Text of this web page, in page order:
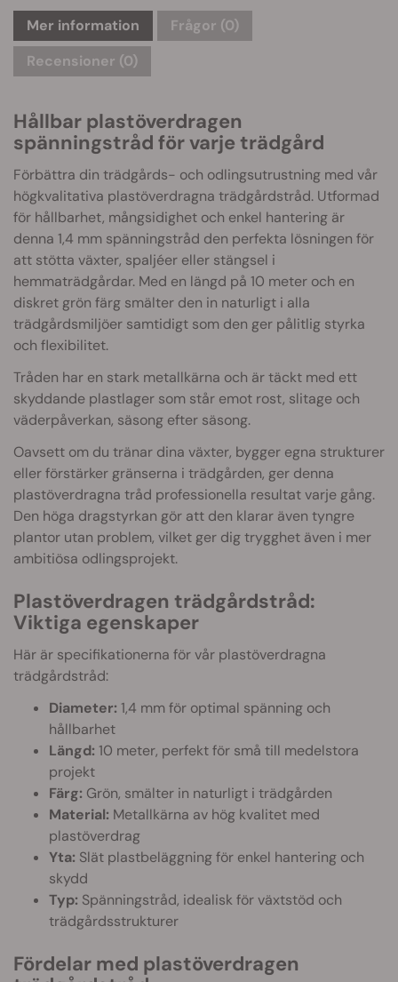
Mer information Frågor (0)
Recensioner (0)
Hållbar plastöverdragen
spänningstråd för varje trädgård
Förbättra din trädgårds- och odlingsutrustning med vår
högkvalitativa plastöverdragna trädgårdstråd. Utformad
för hållbarhet, mångsidighet och enkel hantering är
denna 1,4 mm spänningstråd den perfekta lösningen för
att stötta växter, spaljéer eller stängsel i
hemmaträdgårdar. Med en längd på 10 meter och en
diskret grön färg smälter den in naturligt i alla
trädgårdsmiljöer samtidigt som den ger pålitlig styrka
och flexibilitet.
Tråden har en stark metallkärna och är täckt med ett
skyddande plastlager som står emot rost, slitage och
väderpåverkan, säsong efter säsong.
Oavsett om du tränar dina växter, bygger egna strukturer
eller förstärker gränserna i trädgården, ger denna
plastöverdragna tråd professionella resultat varje gång.
Den höga dragstyrkan gör att den klarar även tyngre
plantor utan problem, vilket ger dig trygghet även i mer
ambitiösa odlingsprojekt.
Plastöverdragen trädgårdstråd:
Viktiga egenskaper
Här är specifikationerna för vår plastöverdragna
trädgårdstråd:
Diameter: 1,4 mm för optimal spänning och
hållbarhet
Längd: 10 meter, perfekt för små till medelstora
projekt
Färg: Grön, smälter in naturligt i trädgården
Material: Metallkärna av hög kvalitet med
plastöverdrag
Yta: Slät plastbeläggning för enkel hantering och
skydd
Typ: Spänningstråd, idealisk för växtstöd och
trädgårdsstrukturer
Fördelar med plastöverdragen